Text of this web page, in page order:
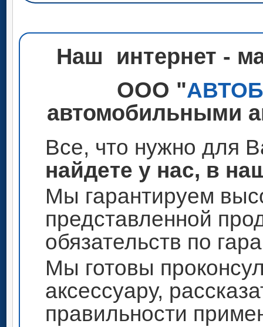
Наш интернет -
ООО "
автомобильными
Все, что нужно для
найдете у нас, в
Мы гарантируем
представленной
обязательств по
Мы готовы
аксессуару,
правильности